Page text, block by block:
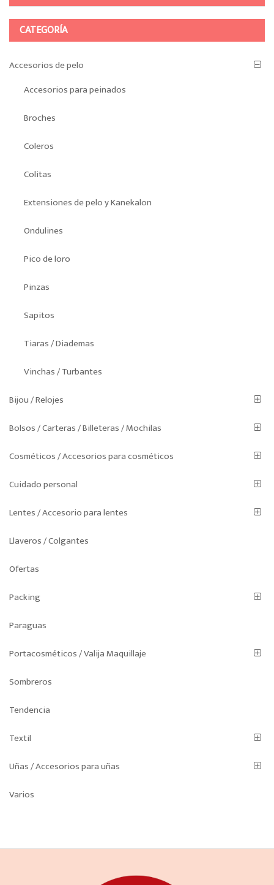
CATEGORÍA
Accesorios de pelo
Accesorios para peinados
Broches
Coleros
Colitas
Extensiones de pelo y Kanekalon
Ondulines
Pico de loro
Pinzas
Sapitos
Tiaras / Diademas
Vinchas / Turbantes
Bijou / Relojes
Bolsos / Carteras / Billeteras / Mochilas
Cosméticos / Accesorios para cosméticos
Cuidado personal
Lentes / Accesorio para lentes
Llaveros / Colgantes
Ofertas
Packing
Paraguas
Portacosméticos / Valija Maquillaje
Sombreros
Tendencia
Textil
Uñas / Accesorios para uñas
Varios